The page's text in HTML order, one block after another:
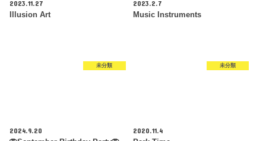
2023.11.27
Illusion Art
2023.2.7
Music Instruments
未分類
2024.9.20
未分類
2020.11.4